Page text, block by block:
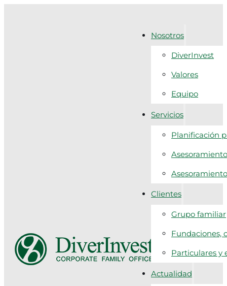
Nosotros
DiverInvest
Valores
Equipo
Servicios
Planificación
Clientes
Grupo familiar
Fundaciones,
Particulares y
Actualidad